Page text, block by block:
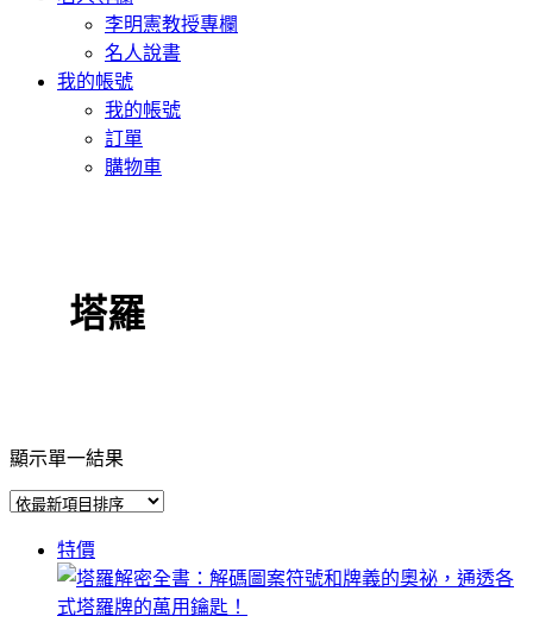
李明憲教授專欄
名人說書
我的帳號
我的帳號
訂單
購物車
塔羅
顯示單一結果
特價